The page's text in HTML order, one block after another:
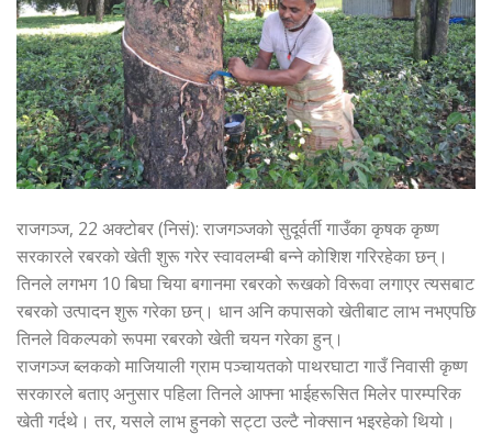
राजगञ्ज, 22 अक्टोबर (निसं): राजगञ्जको सुदूर्वर्ती गाउँका कृषक कृष्ण
सरकारले रबरको खेती शुरू गरेर स्वावलम्बी बन्ने कोशिश गरिरहेका छन्।
तिनले लगभग 10 बिघा चिया बगानमा रबरको रूखको विरूवा लगाएर त्यसबाट
रबरको उत्पादन शुरू गरेका छन्। धान अनि कपासको खेतीबाट लाभ नभएपछि
तिनले विकल्पको रूपमा रबरको खेती चयन गरेका हुन्।
राजगञ्ज ब्लकको माजियाली ग्राम पञ्चायतको पाथरघाटा गाउँ निवासी कृष्ण
सरकारले बताए अनुसार पहिला तिनले आफ्ना भाईहरूसित मिलेर पारम्परिक
खेती गर्दथे। तर, यसले लाभ हुनको सट्टा उल्टै नोक्सान भइरहेको थियो।